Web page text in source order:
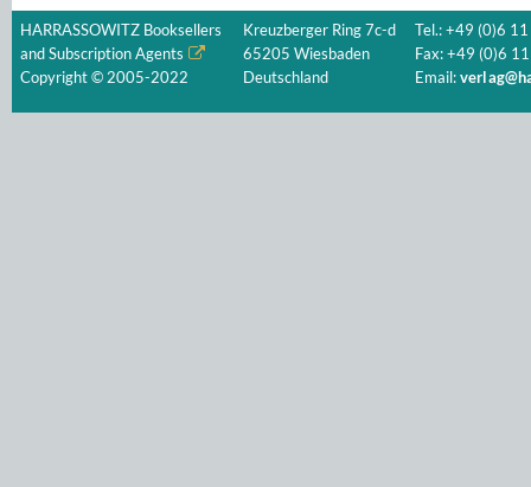
HARRASSOWITZ Booksellers
and Subscription Agents
Copyright © 2005-2022
Kreuzberger Ring 7c-d
65205 Wiesbaden
Deutschland
Tel.: +49 (0)6
Fax: +49 (0)6
Email: